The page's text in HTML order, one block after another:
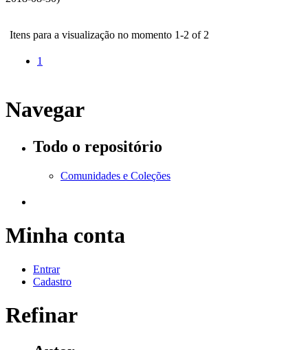
Itens para a visualização no momento 1-2 of 2
1
Navegar
Todo o repositório
Comunidades e Coleções
Minha conta
Entrar
Cadastro
Refinar